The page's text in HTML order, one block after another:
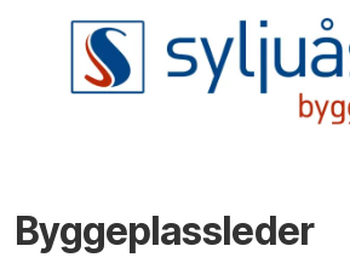
Byggeplassleder